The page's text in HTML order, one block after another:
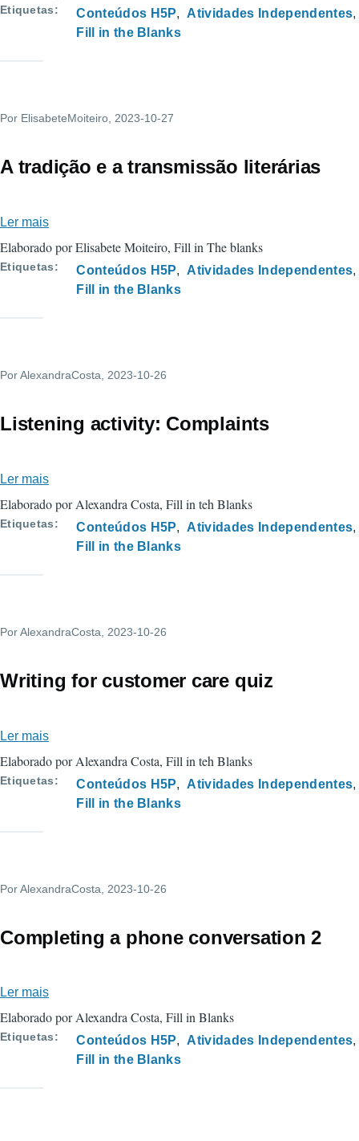
linguagem
poética
Mello
Etiquetas Conteúdos H5P
Atividades Independentes
Fill in the Blanks
Por ElisabeteMoiteiro, 2023-10-27
A tradição e a transmissão literárias
Ler mais
A
tradição
Elaborado por Elisabete Moiteiro, Fill in The blanks
Etiquetas Conteúdos H5P
Atividades Independentes
Fill in the Blanks
PorAlexandraCosta , 2023-10-26
Listening activity: Complaints
Ler mais
Listening
activity:
Complaints
Elaborado por Alexandra Costa, Fill in teh Blanks
Etiquetas Conteúdos H5P
Atividades Independentes
Fill in the Blanks
PorAlexandraCosta , 2023-10-26
Writing for customer care quiz
Ler mais
Writing
for
customer
Elaborado por Alexandra Costa, Fill in teh Blanks
Etiquetas Conteúdos H5P
Atividades Independentes
Fill in the Blanks
PorAlexandraCosta , 2023-10-26
Completing a phone conversation 2
Ler mais
Completing
a
phone
Elaborado por Alexandra Costa, Fill in Blanks
Etiquetas Conteúdos H5P
Atividades Independentes
Fill in the Blanks